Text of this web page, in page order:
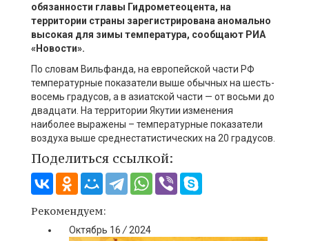
обязанности главы Гидрометеоцента, на
территории страны зарегистрирована аномально
высокая для зимы температура, сообщают РИА
«Новости».
По словам Вильфанда, на европейской части РФ
температурные показатели выше обычных на шесть-
восемь градусов, а в азиатской части — от восьми до
двадцати. На территории Якутии изменения
наиболее выражены – температурные показатели
воздуха выше среднестатистических на 20 градусов.
Поделиться ссылкой:
Рекомендуем:
Октябрь 16 / 2024